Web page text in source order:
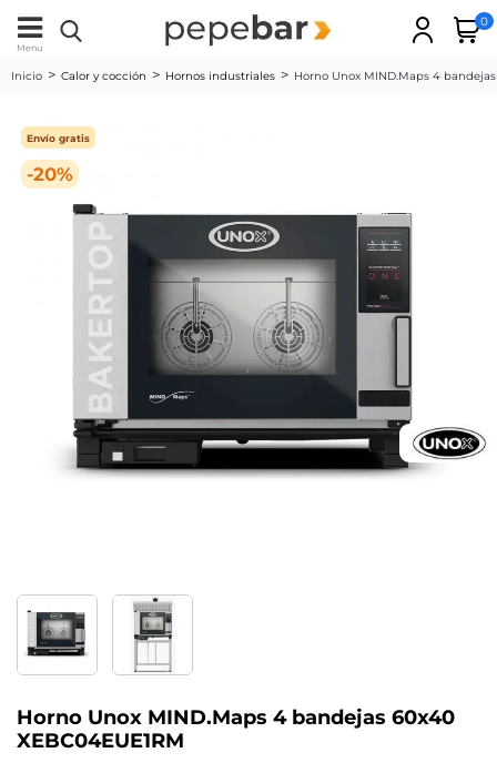
Menu
0
Inicio Calor y cocción Hornos industriales Horno Unox MIND.Maps 4
-20%
Envío gratis
Horno Unox MIND.Maps 4 bandejas 60x40
XEBC04EUE1RM